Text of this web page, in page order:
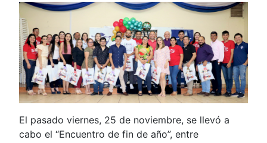
El pasado viernes, 25 de noviembre, se llevó a
cabo el “Encuentro de fin de año”, entre